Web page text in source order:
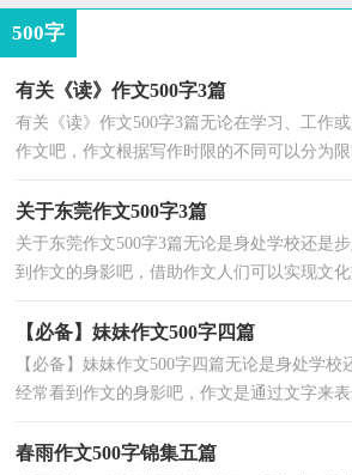
500字
有关《读》作文500字3篇
有关《读》作文500字3篇无论在学习、工作
作文吧，作文根据写作时限的不同可以分为限
关于东莞作文500字3篇
关于东莞作文500字3篇无论是身处学校还是
到作文的身影吧，借助作文人们可以实现文
【必备】妹妹作文500字四篇
【必备】妹妹作文500字四篇无论是身处学
经常看到作文的身影吧，作文是通过文字来
春雨作文500字锦集五篇